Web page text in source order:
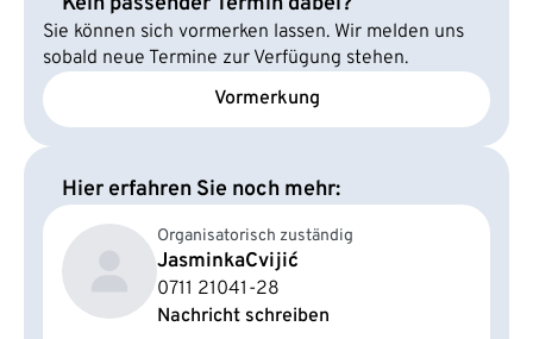
Sie können sich vormerken lassen. Wir melden uns
sobald neue Termine zur Verfügung stehen.
Vormerkung
Hier erfahren Sie noch mehr:
Organisatorisch zuständig
JasminkaCvijić
0711 21041-28
Nachricht schreiben